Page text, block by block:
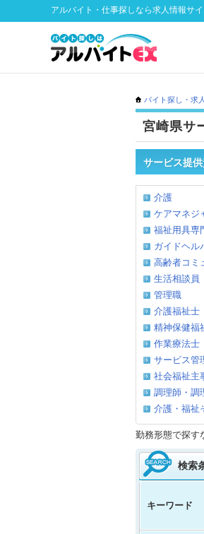
アルバイト・仕事探しなら求人情報サイ
バイト探し・求
宮崎県サ
サービス提
介護
ケアマネジ
福祉用具専
ガイドヘル
高齢者コミ
生活相談員
管理職
介護福祉士
精神保健福
作業療法士
サービス管
社会福祉主
調理師・調
介護・福祉
勤務形態で探す
検索
キーワード